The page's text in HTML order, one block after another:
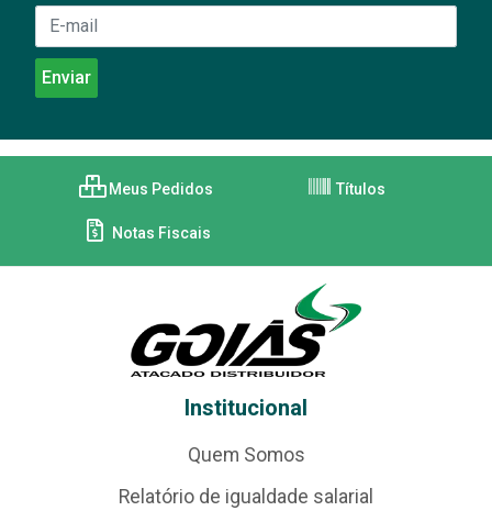
Meus Pedidos Títulos
Notas Fiscais
Institucional
Quem Somos
Relatório de igualdade salarial